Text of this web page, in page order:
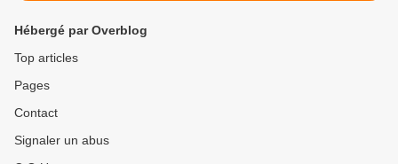
Hébergé par Overblog
Top articles
Pages
Contact
Signaler un abus